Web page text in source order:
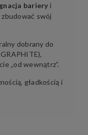
bariery i
zbudować swój
dobrany do
„od wewnątrz”.
gładkością i